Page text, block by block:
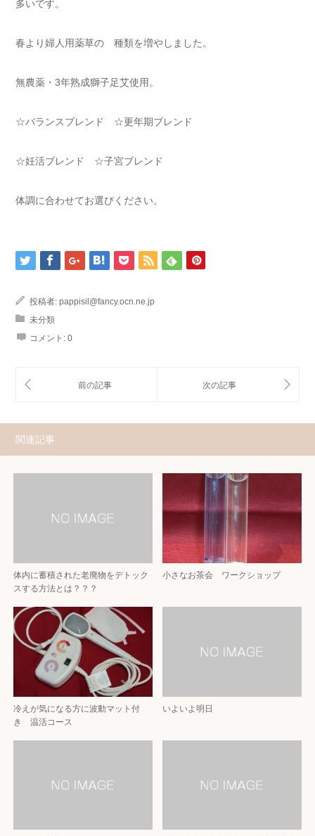
多いです。
春より婦人用薬草の 種類を増やしました。
無農薬・3年熟成獅子足艾使用。
☆バランスブレンド ☆更年期ブレンド
☆妊活ブレンド ☆子宮ブレンド
体調に合わせてお選びください。
投稿者: pappisil@fancy.ocn.ne.jp
未分類
コメント: 0
関連記事
体内に蓄積された老廃物をデトック
スする方法とは？？？
小さなお茶会 ワークショップ
冷えが気になる方に波動マット付
き 温活コース
いよいよ明日